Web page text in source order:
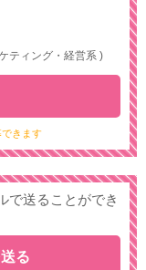
ティング・経営系 )
きます
で送ることができ
る